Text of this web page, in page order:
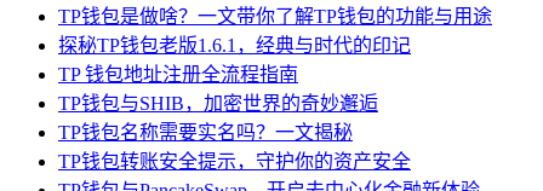
TP钱包是做啥？一文带你了解TP钱包的功能与用途
探秘TP钱包老版1.6.1，经典与时代的印记
TP 钱包地址注册全流程指南
TP钱包与SHIB，加密世界的奇妙邂逅
TP钱包名称需要实名吗？一文揭秘
TP钱包转账安全提示，守护你的资产安全